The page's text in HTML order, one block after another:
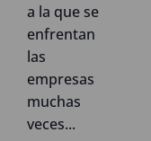
a la que se
enfrentan
las
empresas
muchas
veces...